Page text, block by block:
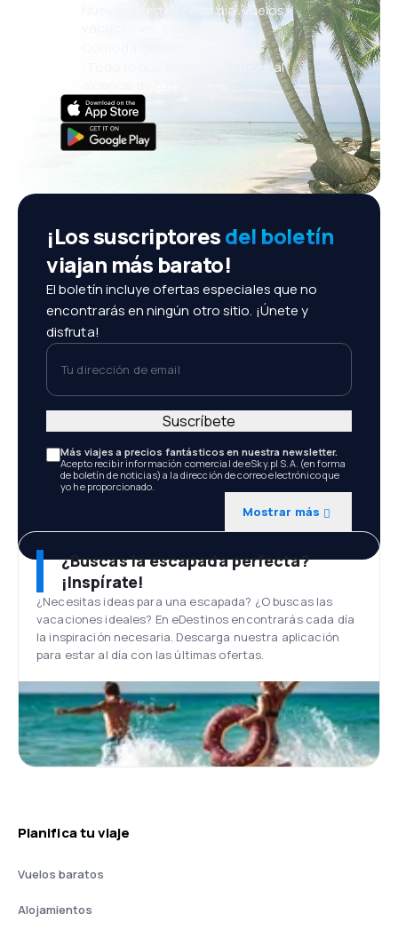
Nuevas ofertas cada día: vuelos,
vacaciones, escapadas
Cómoda gestión de reservas
¡Todo lo que importa, siempre al
¡Los suscriptoresdel boletín
viajan más barato!
El boletín incluye ofertas especiales que no
encontrarás en ningún otro sitio. ¡Únete y
disfruta!
Tu dirección de email
Más viajes a precios fantásticos en nuestra newsletter.
Acepto recibir información comercial de eSky.pl S.A. (en forma
de boletín de noticias) a la dirección de correo electrónico que
yo he proporcionado.
Mostrar más
Suscríbete
¿Buscas la escapada perfecta?
¡Inspírate!
¿Necesitas ideas para una escapada? ¿O buscas las
vacaciones ideales? En eDestinos encontrarás cada día
la inspiración necesaria. Descarga nuestra aplicación
para estar al día con las últimas ofertas.
Planifica tu viaje
Vuelos baratos
Alojamientos